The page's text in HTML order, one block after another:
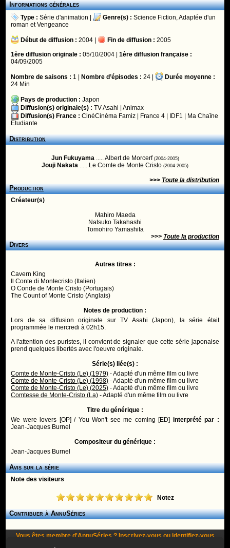
Informations générales
Type :Série d'animation | Genre(s) : Science Fiction,Adaptée d'un
roman etVengeance
Début de diffusion : 2004 | Fin de diffusion : 2005
1ère diffusion originale : 05/10/2004 |1ère diffusion française :
04/09/2005
Nombre de saisons : 1 | Nombre d’épisodes : 24 |
Durée moyenne :
24 Min
Pays de production : Japon
Diffusion(s) originale(s) : TV Asahi |Animax
Diffusion(s) France : CinéCinéma Famiz France 4 IDF1
Ma Chaîne
Etudiante
Distribution
Jun Fukuyama..... Albert de Morcerf (2004-2005)
Jouji Nakata ..... Le Comte de Monte Cristo (2004-2005)
>>> Toute la distribution
Production
Créateur(s)
Mahiro Maeda
Natsuko Takahashi
Tomohiro Yamashita
>>> Toute la production
Divers
Autres titres :
Cavern King
Il Conte di Montecristo (Italien)
O Conde de Monte Cristo (Portugais)
The Count of Monte Cristo (Anglais)
Notes de production :
Lors de sa diffusion originale sur TV Asahi (Japon), la série était
programmée le mercredi à 02h15.
A l'attention des puristes, il convient de signaler que cette série japonaise
prend quelques libertés avec l'oeuvre originale.
Série(s) liée(s) :
Comte de Monte-Cristo (Le) (1979) - Adapté d'un même film ou livre
Comte de Monte-Cristo (Le) (1998) - Adapté d'un même film ou livre
Comte de Monte-Cristo (Le) (2025) - Adapté d'un même film ou livre
Comtesse de Monte-Cristo (La) - Adapté d'un même film ou livre
Titre du générique :
We were lovers [OP] / You Won't see me coming [ED] interprété par :
Jean-Jacques Burnel
Compositeur du générique :
Jean-Jacques Burnel
Avis sur la série
Note des visiteurs
Notez
Contribuer à AnnuSéries
Vous êtes membre d'AnnuSéries ? Inscrivez-vous ou identifiez-vous